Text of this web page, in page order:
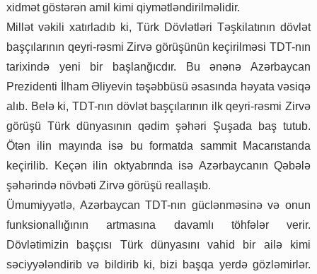
xidmət göstərən amil kimi qiymətləndirilməlidir.
Millət vəkili xatırladıb ki, Türk Dövlətləri Təşkilatının dövlət
başçılarının qeyri-rəsmi Zirvə görüşünün keçirilməsi TDT-nın
tarixində yeni bir başlanğıcdır. Bu ənənə Azərbaycan
Prezidenti İlham Əliyevin təşəbbüsü əsasında həyata vəsiqə
alıb. Belə ki, TDT-nın dövlət başçılarının ilk qeyri-rəsmi Zirvə
görüşü Türk dünyasının qədim şəhəri Şuşada baş tutub.
Ötən ilin mayında isə bu formatda sammit Macarıstanda
keçirilib. Keçən ilin oktyabrında isə Azərbaycanın Qəbələ
şəhərində növbəti Zirvə görüşü reallaşıb.
Ümumiyyətlə, Azərbaycan TDT-nın güclənməsinə və onun
funksionallığının artmasına davamlı töhfələr verir.
Dövlətimizin başçısı Türk dünyasını vahid bir ailə kimi
səciyyələndirib və bildirib ki, bizi başqa yerdə gözləmirlər.